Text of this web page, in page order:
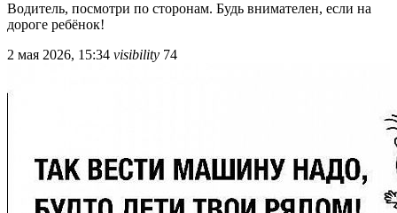
Водитель, посмотри по сторонам. Будь внимателен, если на
дороге ребёнок!
2 мая 2026, 15:34 visibility 74